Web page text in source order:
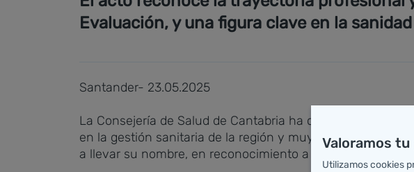
Evaluación, y una figura clave en la
Santander- 23.05.2025
La Consejería de Salud de Cantabria ha celebrado hoy
en la gestión sanitaria de la región y muy querido por sus
a llevar su nombre, en reconocimiento a su legado
Valoramos tu
Utilizamos cookies